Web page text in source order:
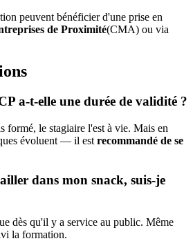
peuvent bénéficier d'une prise en
de Proximité(CMA) ou via
a-t-elle une durée de validité ?
formé, le stagiaire l'est à vie. Mais en
évoluent — il est recommandé de se
dans mon snack, suis-je
dès qu'il y a service au public. Même
la formation.